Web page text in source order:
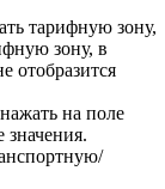
тарифную зону,
зону, в
отобразится
на поле